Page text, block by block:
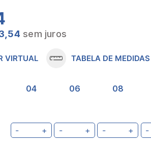
sem juros
VIRTUAL TABELA DE MEDIDAS
04 06 08
- + - + - + -